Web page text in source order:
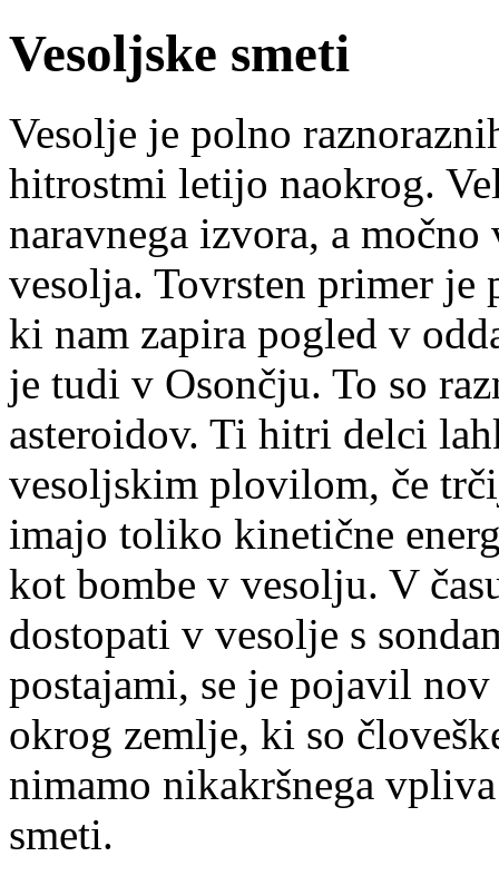
Vesoljske smeti
Vesolje je polno
hitrostmi letijo naokrog.
naravnega izvora, a
vesolja. Tovrsten primer je
ki nam zapira pogled v
je tudi v Osončju. To so
asteroidov. Ti hitri delci
vesoljskim plovilom, če
imajo toliko kinetične
kot bombe v vesolju. V
dostopati v vesolje s
postajami, se je pojavil
okrog zemlje, ki so
nimamo nikakršnega
smeti.